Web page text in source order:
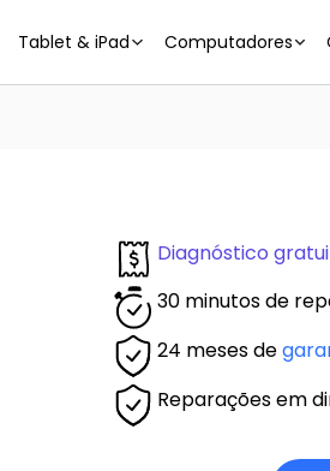
Tablet & iPad Computadores
Diagnóstico
30 minutos de
24 meses de
Reparações em